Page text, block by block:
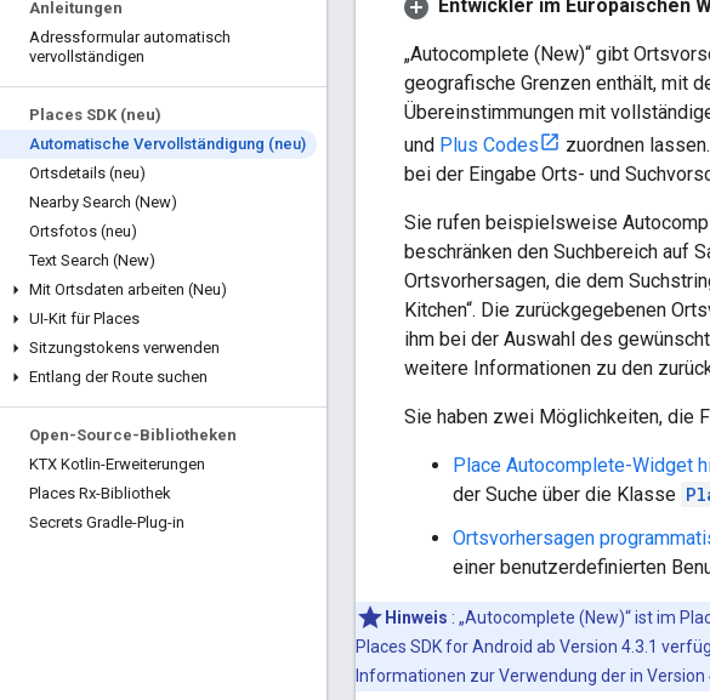
Anleitungen
Adressformular automatisch
vervollständigen
Places SDK (neu)
Automatische Vervollständigung (neu)
Ortsdetails (neu)
Nearby Search (New)
Ortsfotos (neu)
Text Search (New)
Mit Ortsdaten arbeiten (Neu)
UI-Kit für Places
Sitzungstokens verwenden
Entlang der Route suchen
Open-Source-Bibliotheken
KTX Kotlin-Erweiterungen
Places Rx-Bibliothek
Secrets Gradle-Plug-in
Entwickler im Europäischen
„Autocomplete (New)“ gibt
geografische Grenzen enthält, mit
Übereinstimmungen mit
und Plus Codes
zuordnen
bei der Eingabe Orts- und
Sie rufen beispielsweise
beschränken den Suchbereich auf
Ortsvorhersagen, die dem
Kitchen“. Die zurückgegebenen
ihm bei der Auswahl des
weitere Informationen zu den
Sie haben zwei Möglichkeiten, die
Place Autocomplete-Widget
der Suche über die Klasse
Ortsvorhersagen
einer benutzerdefinierten
Hinweis : „Autocomplete (New)“ ist im
Places SDK for Android ab Version 4.3.1
Informationen zur Verwendung der in